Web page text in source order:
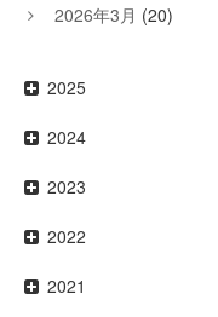
2026年3月 (20)
2025
2024
2023
2022
2021